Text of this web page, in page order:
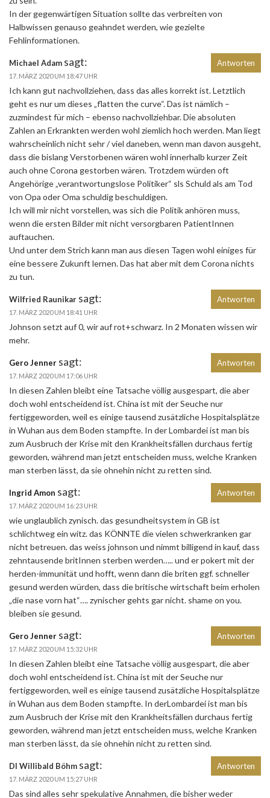
In der gegenwärtigen Situation sollte das verbreiten von
Halbwissen genauso geahndet werden, wie gezielte
Fehlinformationen.
Michael Adam sagt:
17. MÄRZ 2020 UM 18:47 UHR
Ich kann gut nachvollziehen, dass das alles korrekt ist. Letztlich
geht es nur um dieses „flatten the curve“. Das ist nämlich –
zuzmindest für mich – ebenso nachvollziehbar. Die absoluten
Zahlen an Erkrankten werden wohl ziemlich hoch werden. Man liegt
wahrscheinlich nicht sehr / viel daneben, wenn man davon ausgeht,
dass die bislang Verstorbenen wären wohl innerhalb kurzer Zeit
auch ohne Corona gestorben wären. Trotzdem würden oft
Angehörige „verantwortungslose Politiker“ sls Schuld als am Tod
von Opa oder Oma schuldig beschuldigen.
Ich will mir nicht vorstellen, was sich die Politik anhören muss,
wenn die ersten Bilder mit nicht versorgbaren PatientInnen
auftauchen.
Und unter dem Strich kann man aus diesen Tagen wohl einiges für
eine bessere Zukunft lernen. Das hat aber mit dem Corona nichts
zu tun.
Antworten
Wilfried Raunikar sagt:
17. MÄRZ 2020 UM 18:41 UHR
Johnson setzt auf 0, wir auf rot+schwarz. In 2 Monaten wissen wir
mehr.
Antworten
Gero Jenner sagt:
17. MÄRZ 2020 UM 17:06 UHR
In diesen Zahlen bleibt eine Tatsache völlig ausgespart, die aber
doch wohl entscheidend ist. China ist mit der Seuche nur
fertiggeworden, weil es einige tausend zusätzliche Hospitalsplätze
in Wuhan aus dem Boden stampfte. In der Lombardei ist man bis
zum Ausbruch der Krise mit den Krankheitsfällen durchaus fertig
geworden, während man jetzt entscheiden muss, welche Kranken
man sterben lässt, da sie ohnehin nicht zu retten sind.
Antworten
Ingrid Amon sagt:
17. MÄRZ 2020 UM 16:23 UHR
wie unglaublich zynisch. das gesundheitsystem in GB ist
schlichtweg ein witz. das KÖNNTE die vielen schwerkranken gar
nicht betreuen. das weiss johnson und nimmt billigend in kauf, dass
zehntausende britInnen sterben werden….. und er pokert mit der
herden-immunität und hofft, wenn dann die briten ggf. schneller
gesund werden würden, dass die britische wirtschaft beim erholen
„die nase vorn hat“…. zynischer gehts gar nicht. shame on you.
bleiben sie gesund.
Antworten
Gero Jenner sagt:
17. MÄRZ 2020 UM 15:32 UHR
In diesen Zahlen bleibt eine Tatsache völlig ausgespart, die aber
doch wohl entscheidend ist. China ist mit der Seuche nur
fertiggeworden, weil es einige tausend zusätzliche Hospitalsplätze
in Wuhan aus dem Boden stampfte. In derLombardei ist man bis
zum Ausbruch der Krise mit den Krankheitsfällen durchaus fertig
geworden, während man jetzt entscheiden muss, welche Kranken
man sterben lässt, da sie ohnehin nicht zu retten sind.
Antworten
DI Willibald Böhm sagt:
17. MÄRZ 2020 UM 15:27 UHR
Das sind alles sehr spekulative Annahmen, die bisher weder
Antworten